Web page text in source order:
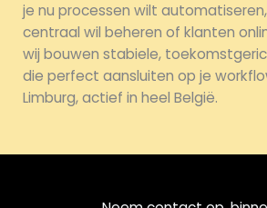
je nu processen wilt
centraal wil beheren of klanten
wij bouwen stabiele,
die perfect aansluiten op je
Limburg, actief in heel België.